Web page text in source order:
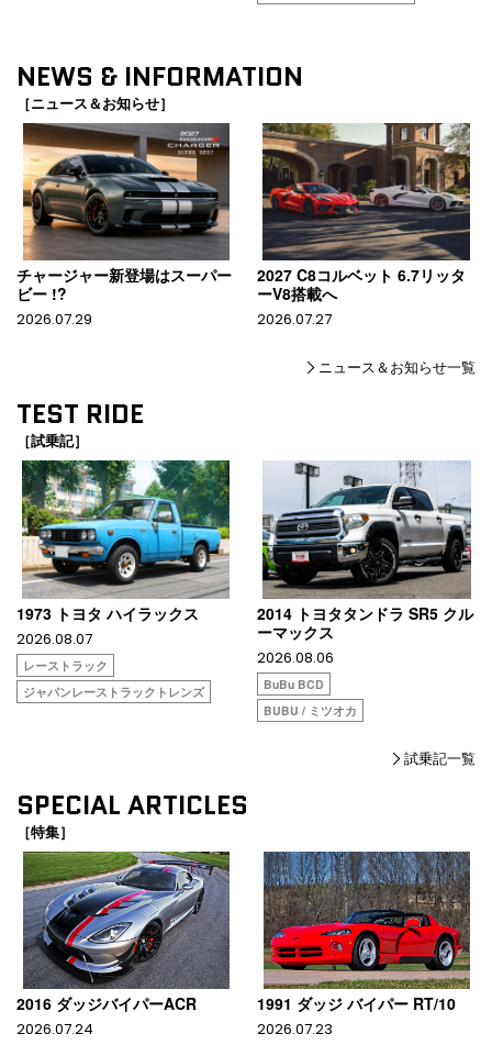
NEWS & INFORMATION
［ニュース＆お知らせ］
チャージャー新登場はスーパー
ビー !?
2026.07.29
2027 C8コルベット 6.7リッタ
ーV8搭載へ
2026.07.27
ニュース＆お知らせ一覧
TEST RIDE
［試乗記］
1973 トヨタ ハイラックス
2026.08.07
レーストラック
ジャパンレーストラックトレンズ
2014 トヨタタンドラ SR5 クル
ーマックス
2026.08.06
BuBu BCD
BUBU / ミツオカ
試乗記一覧
SPECIAL ARTICLES
［特集］
2016 ダッジバイパーACR
2026.07.24
1991 ダッジ バイパー RT/10
2026.07.23